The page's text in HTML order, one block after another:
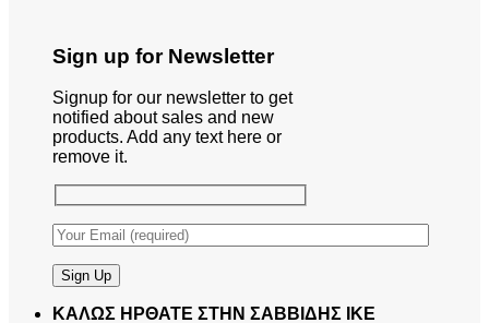
Sign up for Newsletter
Signup for our newsletter to get
notified about sales and new
products. Add any text here or
remove it.
ΚΑΛΩΣ ΗΡΘΑΤΕ ΣΤΗΝ ΣΑΒΒΙΔΗΣ ΙΚΕ